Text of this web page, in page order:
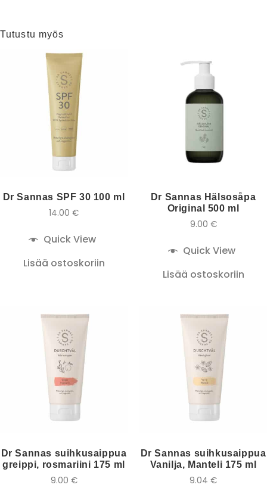
Tutustu myös
Dr Sannas SPF 30 100 ml
14.00 €
Quick View
Lisää ostoskoriin
Dr Sannas Hälsosåpa
Original 500 ml
9.00 €
Quick View
Lisää ostoskoriin
Dr Sannas suihkusaippua
greippi, rosmariini 175 ml
9.00 €
Dr Sannas suihkusaippua
Vanilja, Manteli 175 ml
9.04 €